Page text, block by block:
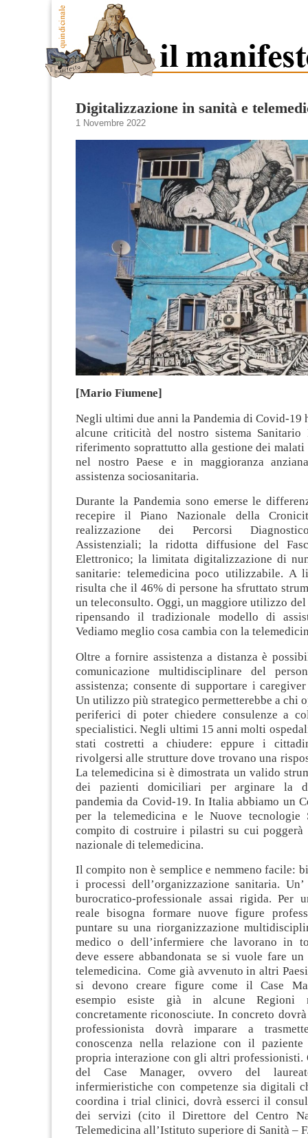
Digitalizzazione in sanità e
1 Novembre 2022
[Mario Fiumene]
Negli ultimi due anni la Pandemia di Covid-19
alcune criticità del nostro sistema Sanitario
riferimento soprattutto alla gestione dei
nel nostro Paese e in maggioranza
assistenza sociosanitaria.
Durante la Pandemia sono emerse le
recepire il Piano Nazionale della
realizzazione dei Percorsi
Assistenziali; la ridotta diffusione del
Elettronico; la limitata digitalizzazione di
sanitarie: telemedicina poco utilizzabile. A
risulta che il 46% di persone ha sfruttato
un teleconsulto. Oggi, un maggiore utilizzo
ripensando il tradizionale modello di
Vediamo meglio cosa cambia con la
Oltre a fornire assistenza a distanza è
comunicazione multidisciplinare del
assistenza; consente di supportare i
Un utilizzo più strategico permetterebbe a chi
periferici di poter chiedere consulenze a
specialistici. Negli ultimi 15 anni molti
stati costretti a chiudere: eppure i
rivolgersi alle strutture dove trovano una
La telemedicina si è dimostrata un valido
dei pazienti domiciliari per arginare la
pandemia da Covid-19. In Italia abbiamo un
per la telemedicina e le Nuove tecnologie
compito di costruire i pilastri su cui poggerà
nazionale di telemedicina.
Il compito non è semplice e nemmeno facile:
i processi dell’organizzazione sanitaria.
burocratico-professionale assai rigida. Per
reale bisogna formare nuove figure
puntare su una riorganizzazione
medico o dell’infermiere che lavorano in
deve essere abbandonata se si vuole fare
telemedicina. Come già avvenuto in altri
si devono creare figure come il Case
esempio esiste già in alcune Regioni
concretamente riconosciute. In concreto
professionista dovrà imparare a
conoscenza nella relazione con il
propria interazione con gli altri professionisti.
del Case Manager, ovvero del
infermieristiche con competenze sia digitali
coordina i trial clinici, dovrà esserci il
dei servizi (cito il Direttore del Centro
Telemedicina all’Istituto superiore di Sanità –